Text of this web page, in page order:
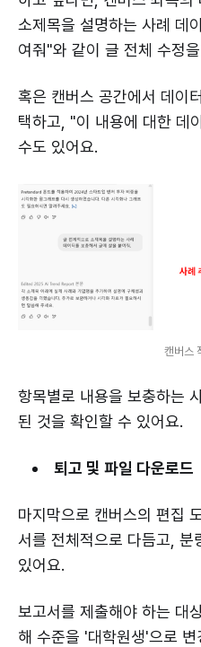
소제목을 설명하는 사례 데
여줘"와 같이 글 전체 수정
혹은 캔버스 공간에서 데이
택하고, "이 내용에 대한 데
수도 있어요.
캔버스
항목별로 내용을 보충하는
된 것을 확인할 수 있어요.
퇴고 및 파일 다운로드
마지막으로 캔버스의 편집
서를 전체적으로 다듬고, 분
있어요.
보고서를 제출해야 하는 대
해 수준을 '대학원생'으로